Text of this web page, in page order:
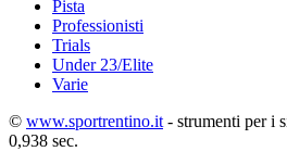
Pista
Professionisti
Trials
Under 23/Elite
Varie
© www.sportrentino.it - strumenti per i
0,938 sec.